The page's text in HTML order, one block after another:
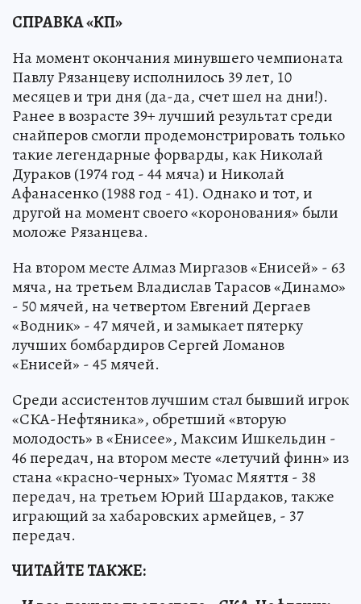
СПРАВКА «КП»
На момент окончания минувшего чемпионата
Павлу Рязанцеву исполнилось 39 лет, 10
месяцев и три дня (да-да, счет шел на дни!).
Ранее в возрасте 39+ лучший результат среди
снайперов смогли продемонстрировать только
такие легендарные форварды, как Николай
Дураков (1974 год - 44 мяча) и Николай
Афанасенко (1988 год - 41). Однако и тот, и
другой на момент своего «коронования» были
моложе Рязанцева.
На втором месте Алмаз Миргазов «Енисей» - 63
мяча, на третьем Владислав Тарасов «Динамо»
- 50 мячей, на четвертом Евгений Дергаев
«Водник» - 47 мячей, и замыкает пятерку
лучших бомбардиров Сергей Ломанов
«Енисей» - 45 мячей.
Среди ассистентов лучшим стал бывший игрок
«СКА-Нефтяника», обретший «вторую
молодость» в «Енисее», Максим Ишкельдин -
46 передач, на втором месте «летучий финн» из
стана «красно-черных» Туомас Мяяття - 38
передач, на третьем Юрий Шардаков, также
играющий за хабаровских армейцев, - 37
передач.
ЧИТАЙТЕ ТАКЖЕ: